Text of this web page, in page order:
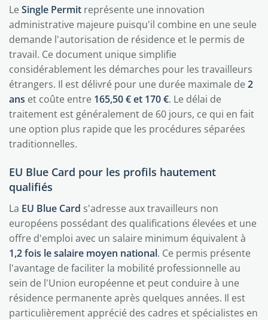
LeSingle Permit représente une innovation
administrative majeure puisqu'il combine en une seule
demande l'autorisation de résidence et le permis de
travail. Ce document unique simplifie
considérablement les démarches pour les travailleurs
étrangers. Il est délivré pour une durée maximale de2
ans et coûte entre 165,50 € et 170 €. Le délai de
traitement est généralement de 60 jours, ce qui en fait
une option plus rapide que les procédures séparées
traditionnelles.
EU Blue Card pour les profils hautement
qualifiés
La EU Blue Card s'adresse aux travailleurs non
européens possédant des qualifications élevées et une
offre d'emploi avec un salaire minimum équivalent à
1,2 fois le salaire moyen national. Ce permis présente
l'avantage de faciliter la mobilité professionnelle au
sein de l'Union européenne et peut conduire à une
résidence permanente après quelques années. Il est
particulièrement apprécié des cadres et spécialistes en